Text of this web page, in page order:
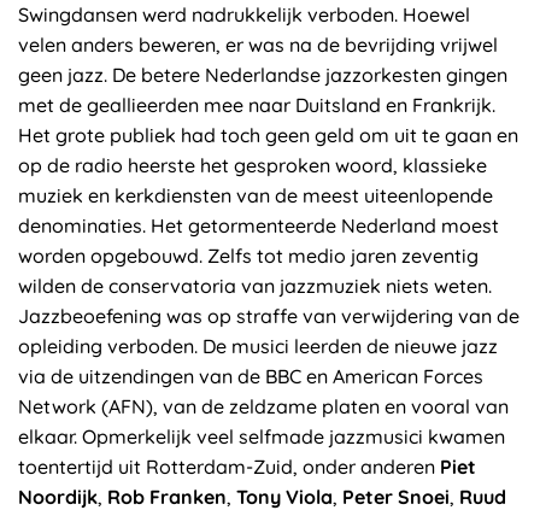
Swingdansen werd nadrukkelijk verboden. Hoewel
velen anders beweren, er was na de bevrijding vrijwel
geen jazz. De betere Nederlandse jazzorkesten gingen
met de geallieerden mee naar Duitsland en Frankrijk.
Het grote publiek had toch geen geld om uit te gaan en
op de radio heerste het gesproken woord, klassieke
muziek en kerkdiensten van de meest uiteenlopende
denominaties. Het getormenteerde Nederland moest
worden opgebouwd. Zelfs tot medio jaren zeventig
wilden de conservatoria van jazzmuziek niets weten.
Jazzbeoefening was op straffe van verwijdering van de
opleiding verboden. De musici leerden de nieuwe jazz
via de uitzendingen van de BBC en American Forces
Network (AFN), van de zeldzame platen en vooral van
elkaar. Opmerkelijk veel selfmade jazzmusici kwamen
toentertijd uit Rotterdam-Zuid, onder anderen Piet
Noordijk, Rob Franken, Tony Viola, Peter Snoei, Ruud